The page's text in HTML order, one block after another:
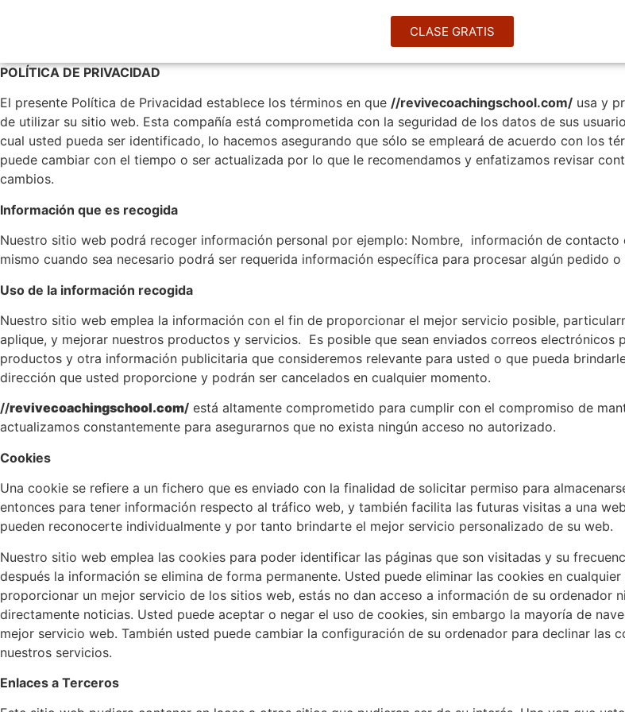
CLASE GRATIS
POLÍTICA DE PRIVACIDAD
El presente Política de Privacidad establece los términos en que //revivecoachingschool.com/ usa y
de utilizar su sitio web. Esta compañía está comprometida con la seguridad de los datos de sus
cual usted pueda ser identificado, lo hacemos asegurando que sólo se empleará de acuerdo con los
puede cambiar con el tiempo o ser actualizada por lo que le recomendamos y enfatizamos revisar
cambios.
Información que es recogida
Nuestro sitio web podrá recoger información personal por ejemplo: Nombre, información de
mismo cuando sea necesario podrá ser requerida información específica para procesar algún pedido
Uso de la información recogida
Nuestro sitio web emplea la información con el fin de proporcionar el mejor servicio posible,
aplique, y mejorar nuestros productos y servicios. Es posible que sean enviados correos
productos y otra información publicitaria que consideremos relevante para usted o que pueda
dirección que usted proporcione y podrán ser cancelados en cualquier momento.
//revivecoachingschool.com/ está altamente comprometido para cumplir con el compromiso de
actualizamos constantemente para asegurarnos que no exista ningún acceso no autorizado.
Cookies
Una cookie se refiere a un fichero que es enviado con la finalidad de solicitar permiso para
entonces para tener información respecto al tráfico web, y también facilita las futuras visitas a una
pueden reconocerte individualmente y por tanto brindarte el mejor servicio personalizado de su web.
Nuestro sitio web emplea las cookies para poder identificar las páginas que son visitadas y su
después la información se elimina de forma permanente. Usted puede eliminar las cookies en
proporcionar un mejor servicio de los sitios web, estás no dan acceso a información de su ordenador
directamente noticias. Usted puede aceptar o negar el uso de cookies, sin embargo la mayoría de
mejor servicio web. También usted puede cambiar la configuración de su ordenador para declinar las
nuestros servicios.
Enlaces a Terceros